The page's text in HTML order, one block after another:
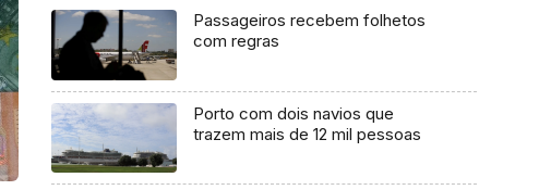
Passageiros recebem folhetos
com regras
Porto com dois navios que
trazem mais de 12 mil pessoas